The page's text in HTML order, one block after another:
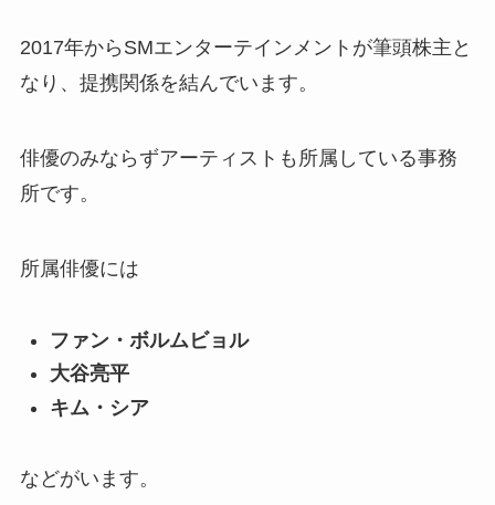
2017年からSMエンターテインメントが筆頭株主と
なり、提携関係を結んでいます。
俳優のみならずアーティストも所属している事務
所です。
所属俳優には
ファン・ボルムビョル
大谷亮平
キム・シア
などがいます。